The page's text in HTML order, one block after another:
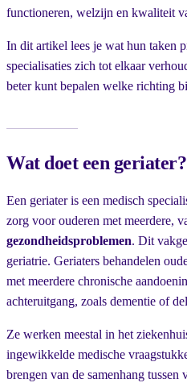
functioneren, welzijn en kwaliteit
In dit artikel lees je wat hun taken
specialisaties zich tot elkaar
beter kunt bepalen welke richting
Wat doet een geriater?
Een geriater is een medisch
zorg voor ouderen met meerdere,
gezondheidsproblemen. Dit
geriatrie. Geriaters behandelen
met meerdere chronische
achteruitgang, zoals dementie of
Ze werken meestal in het
ingewikkelde medische
brengen van de samenhang tussen